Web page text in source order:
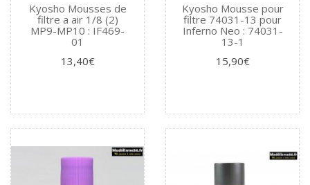
Kyosho Mousses de
filtre a air 1/8 (2)
MP9-MP10 : IF469-
01
13,40€
Kyosho Mousse pour
filtre 74031-13 pour
Inferno Neo : 74031-
13-1
15,90€